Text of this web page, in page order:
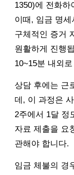
1350)에 전화
이때, 임금 명
구체적인 증거
원활하게 진행
10~15분 내외
상담 후에는 근
데, 이 과정은
2주에서 1달 정
자료 제출을 요
관해야 합니다.
임금 체불의 경